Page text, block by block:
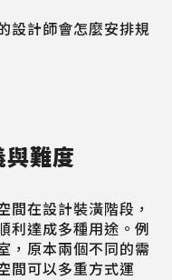
設計師會怎麼安排規
與難度
間在設計裝潢階段，
利達成多種用途。例
，原本兩個不同的需
間可以多重方式運